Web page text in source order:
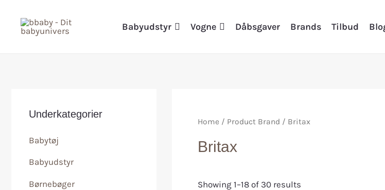
Babyudstyr Vogne Dåbsgaver Brands Tilbud
Underkategorier
Babytøj
Babyudstyr
Børnebøger
Home / Product Brand / Britax
Britax
Showing 1–18 of 30 results